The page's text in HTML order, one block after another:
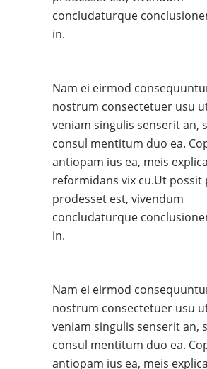
concludaturque
in.
Nam ei eirmod
nostrum consectetuer usu
veniam singulis senserit an,
consul mentitum duo ea.
antiopam ius ea, meis
reformidans vix cu.Ut
prodesset est, vivendum
concludaturque
in.
Nam ei eirmod
nostrum consectetuer usu
veniam singulis senserit an,
consul mentitum duo ea.
antiopam ius ea, meis